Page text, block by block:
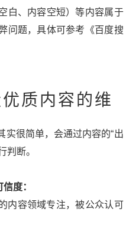
白、内容空短）等内容属于
问题，具体可参考《百度搜
质内容的维
实很简单，会通过内容的“出
判断。
度：
内容领域专注，被公众认可